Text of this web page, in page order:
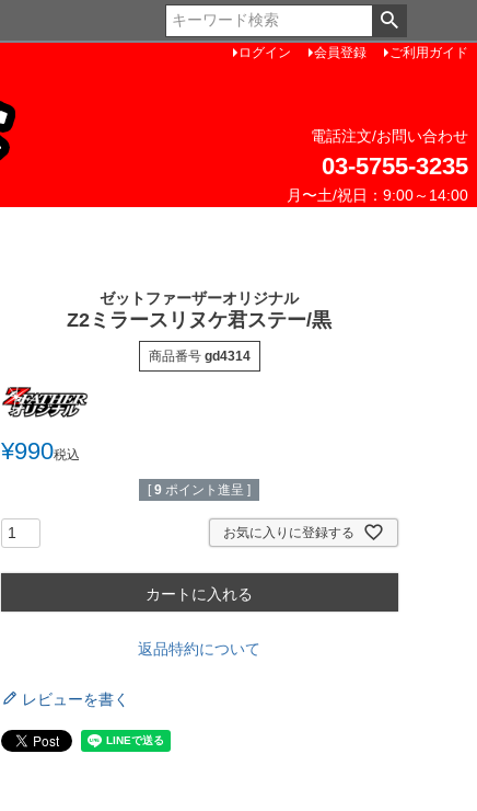
ログイン 会員登録 ご利用ガイド
電話注文/お問い合わせ
03-5755-3235
月〜土/祝日：9:00～14:00
ゼットファーザーオリジナル
Z2ミラースリヌケ君ステー/黒
商品番号 gd4314
¥990税込
[ 9 ポイント進呈 ]
お気に入りに登録する
カートに入れる
返品特約について
レビューを書く
ペー
ジト
ップ